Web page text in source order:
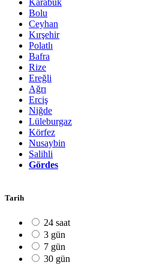
Bolu
Ceyhan
Kırşehir
Polatlı
Bafra
Rize
Ereğli
Ağrı
Erciş
Niğde
Lüleburgaz
Körfez
Nusaybin
Salihli
Gördes
Tarih
24 saat
3 gün
7 gün
30 gün